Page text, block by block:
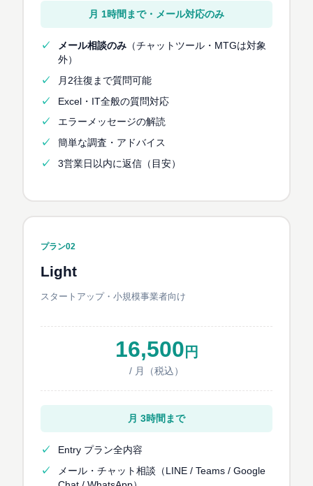
月 1時間まで・メール対応のみ
メール相談のみ（チャットツール・MTGは対象
外）
月2往復まで質問可能
Excel・IT全般の質問対応
エラーメッセージの解読
簡単な調査・アドバイス
3営業日以内に返信（目安）
プラン02
Light
スタートアップ・小規模事業者向け
16,500 円
/ 月（税込）
月 3時間まで
Entry プラン全内容
メール・チャット相談（LINE / Teams / Google